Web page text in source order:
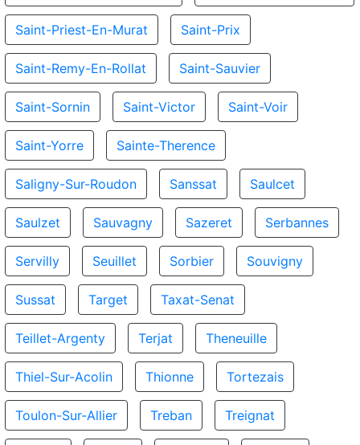
Saint-Priest-En-Murat Saint-Prix
Saint-Remy-En-Rollat Saint-Sauvier
Saint-Sornin Saint-Victor Saint-Voir
Saint-Yorre Sainte-Therence
Saligny-Sur-Roudon Sanssat Saulcet
Saulzet Sauvagny Sazeret Serbannes
Servilly Seuillet Sorbier Souvigny
Sussat Target Taxat-Senat
Teillet-Argenty Terjat Theneuille
Thiel-Sur-Acolin Thionne Tortezais
Toulon-Sur-Allier Treban Treignat